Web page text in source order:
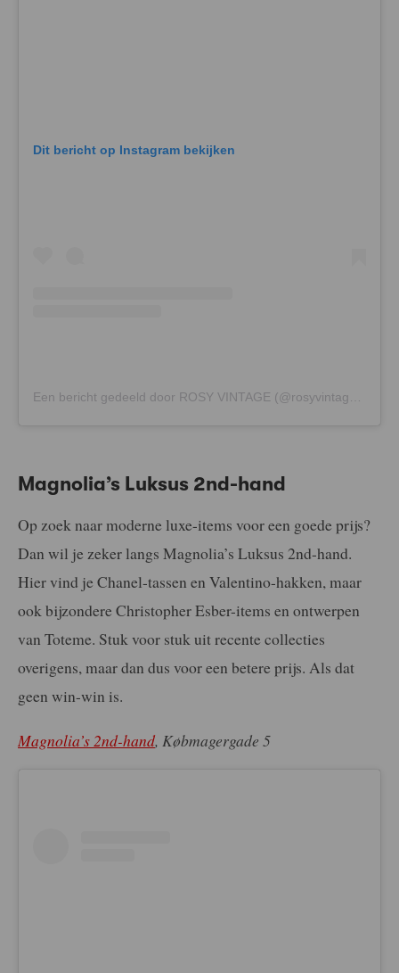
Dit bericht op Instagram bekijken
Magnolia’s Luksus 2nd-hand
Op zoek naar moderne luxe-items voor een goede prijs?
Dan wil je zeker langs Magnolia’s Luksus 2nd-hand.
Hier vind je Chanel-tassen en Valentino-hakken, maar
ook bijzondere Christopher Esber-items en ontwerpen
van Toteme. Stuk voor stuk uit recente collecties
overigens, maar dan dus voor een betere prijs. Als dat
geen win-win is.
Magnolia’s 2nd-hand, Købmagergade 5